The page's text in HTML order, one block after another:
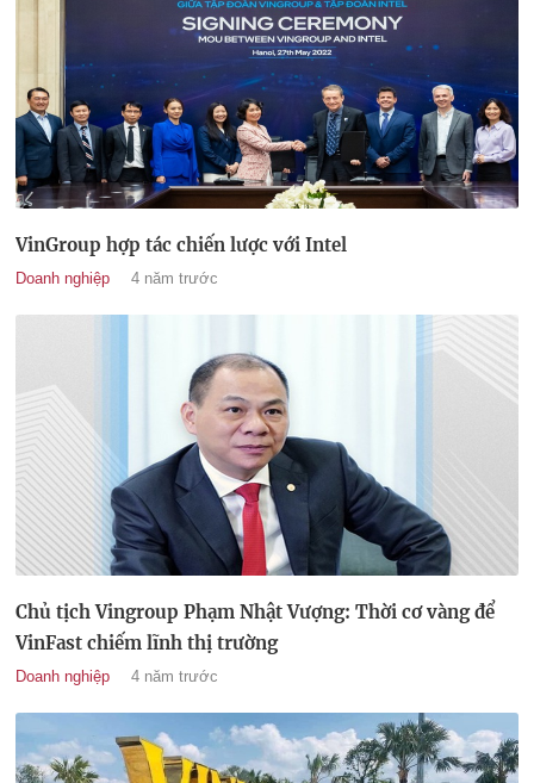
VinGroup hợp tác chiến lược với Intel
Doanh nghiệp 4 năm trước
Chủ tịch Vingroup Phạm Nhật Vượng: Thời cơ vàng để
VinFast chiếm lĩnh thị trường
Doanh nghiệp 4 năm trước